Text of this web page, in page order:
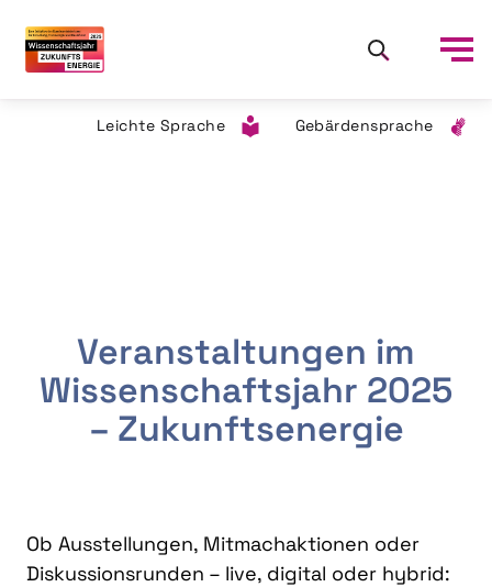
Leichte Sprache Gebärdensprache
Veranstaltungen im
Wissenschaftsjahr 2025
– Zukunftsenergie
Ob Ausstellungen, Mitmachaktionen oder
Diskussionsrunden – live, digital oder hybrid: